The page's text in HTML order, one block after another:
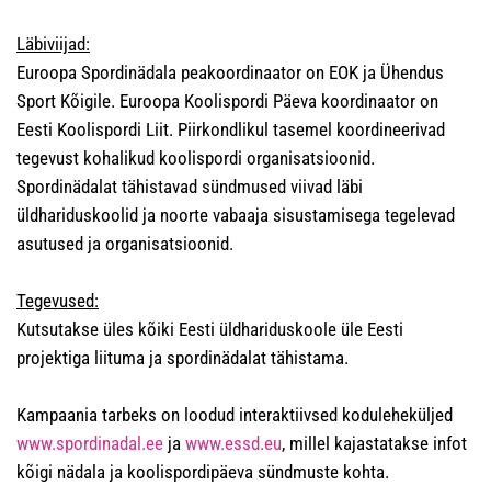
Läbiviijad:
Euroopa Spordinädala peakoordinaator on EOK ja Ühendus
Sport Kõigile. Euroopa Koolispordi Päeva koordinaator on
Eesti Koolispordi Liit. Piirkondlikul tasemel koordineerivad
tegevust kohalikud koolispordi organisatsioonid.
Spordinädalat tähistavad sündmused viivad läbi
üldhariduskoolid ja noorte vabaaja sisustamisega tegelevad
asutused ja organisatsioonid.
Tegevused:
Kutsutakse üles kõiki Eesti üldhariduskoole üle Eesti
projektiga liituma ja spordinädalat tähistama.
Kampaania tarbeks on loodud interaktiivsed koduleheküljed
www.spordinadal.ee ja www.essd.eu, millel kajastatakse infot
kõigi nädala ja koolispordipäeva sündmuste kohta.